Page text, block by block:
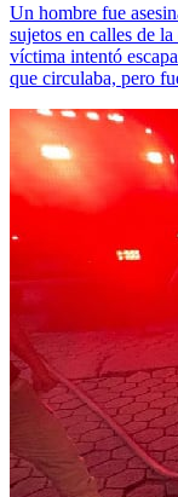
Un hombre fue
sujetos en calles de
víctima intentó
que circulaba, pero